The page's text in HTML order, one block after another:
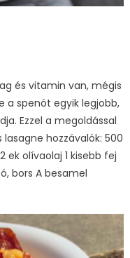
és vitamin van, mégis
a spenót egyik legjobb,
Ezzel a megoldással
hozzávalók: 500
olívaolaj 1 kisebb fej
bors A besamel